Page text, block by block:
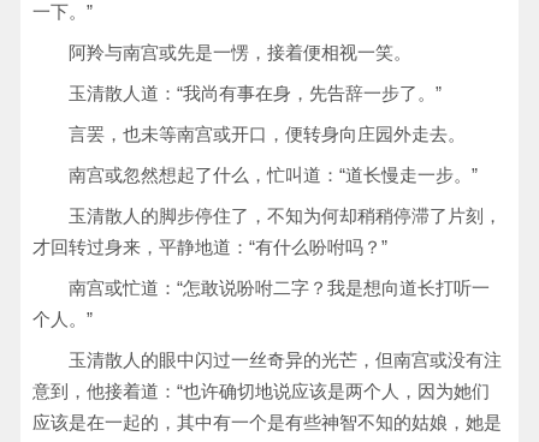
一下。”
阿羚与南宫或先是一愣，接着便相视一笑。
玉清散人道：“我尚有事在身，先告辞一步了。”
言罢，也未等南宫或开口，便转身向庄园外走去。
南宫或忽然想起了什么，忙叫道：“道长慢走一步。”
玉清散人的脚步停住了，不知为何却稍稍停滞了片刻，
才回转过身来，平静地道：“有什么吩咐吗？”
南宫或忙道：“怎敢说吩咐二字？我是想向道长打听一
个人。”
玉清散人的眼中闪过一丝奇异的光芒，但南宫或没有注
意到，他接着道：“也许确切地说应该是两个人，因为她们
应该是在一起的，其中有一个是有些神智不知的姑娘，她是